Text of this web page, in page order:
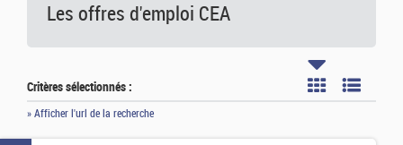
Les offres d'emploi CEA
Critères sélectionnés :
» Afficher l'url de la recherche